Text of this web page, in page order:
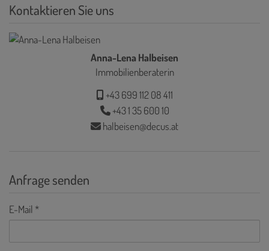
Kontaktieren Sie uns
Anna-Lena Halbeisen
Immobilienberaterin
+43 699 112 08 411
+43 1 35 600 10
halbeisen@decus.at
Anfrage senden
E-Mail